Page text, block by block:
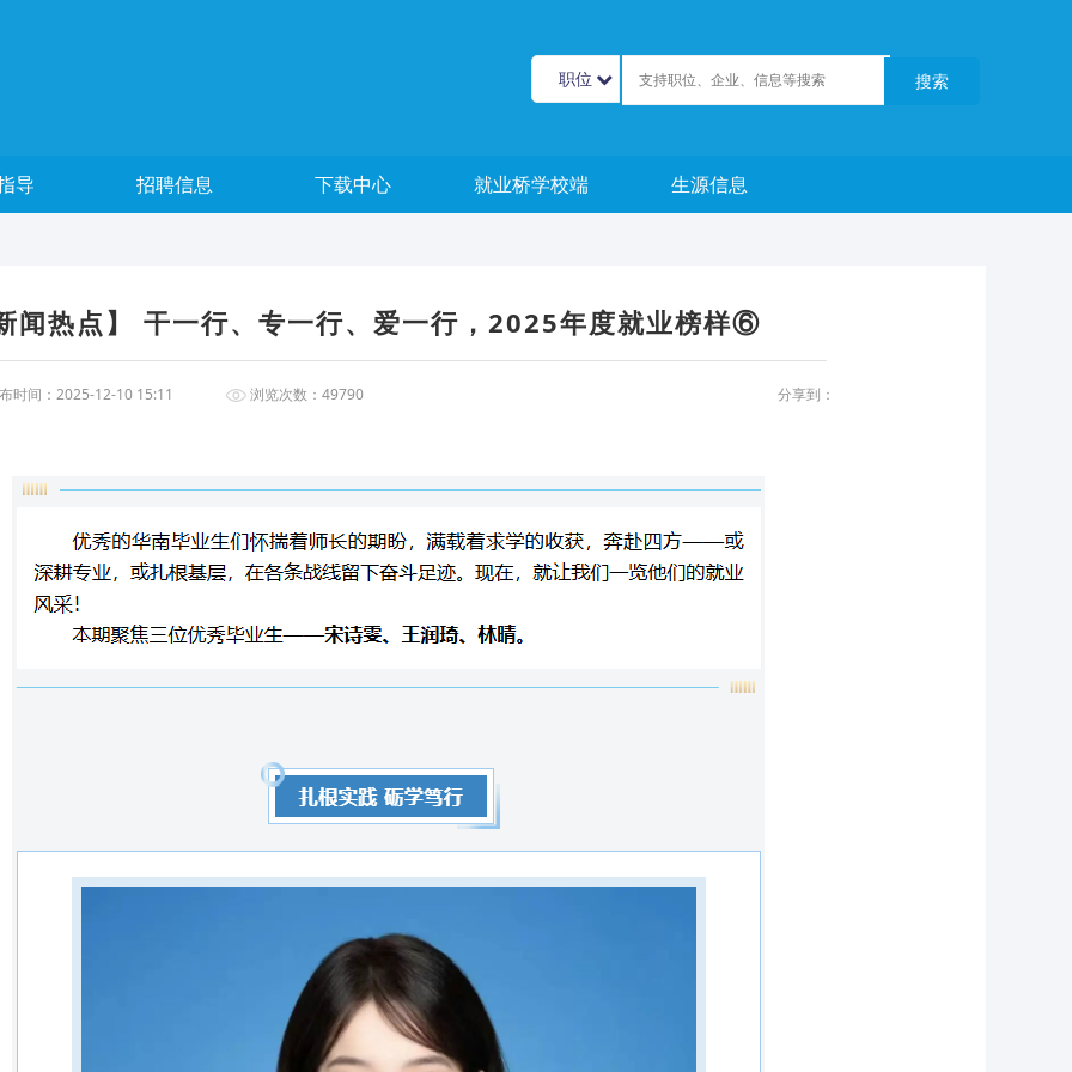
职位 搜索
导 招聘信息 下载中心 就业桥学校端 生源信息
闻热点】 干一行、专一行、爱一行，2025年度就业榜样⑥
时间：2025-12-10 15:11 浏览次数：49790 分享到：